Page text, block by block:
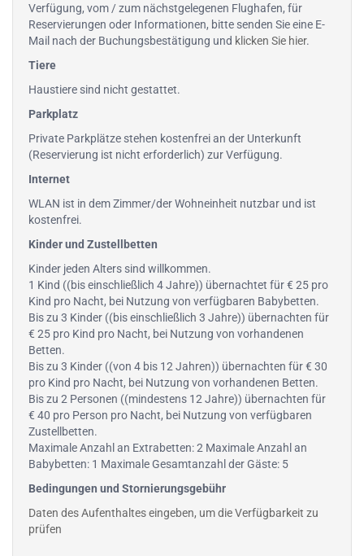
Verfügung, vom / zum nächstgelegenen Flughafen, für
Reservierungen oder Informationen, bitte senden Sie eine E-
Mail nach der Buchungsbestätigung und klicken Sie hier.
Tiere
Haustiere sind nicht gestattet.
Parkplatz
Private Parkplätze stehen kostenfrei an der Unterkunft
(Reservierung ist nicht erforderlich) zur Verfügung.
Internet
WLAN ist in dem Zimmer/der Wohneinheit nutzbar und ist
kostenfrei.
Kinder und Zustellbetten
Kinder jeden Alters sind willkommen.
1 Kind ((bis einschließlich 4 Jahre)) übernachtet für € 25 pro
Kind pro Nacht, bei Nutzung von verfügbaren Babybetten.
Bis zu 3 Kinder ((bis einschließlich 3 Jahre)) übernachten für
€ 25 pro Kind pro Nacht, bei Nutzung von vorhandenen
Betten.
Bis zu 3 Kinder ((von 4 bis 12 Jahren)) übernachten für € 30
pro Kind pro Nacht, bei Nutzung von vorhandenen Betten.
Bis zu 2 Personen ((mindestens 12 Jahre)) übernachten für
€ 40 pro Person pro Nacht, bei Nutzung von verfügbaren
Zustellbetten.
Maximale Anzahl an Extrabetten: 2 Maximale Anzahl an
Babybetten: 1 Maximale Gesamtanzahl der Gäste: 5
Bedingungen und Stornierungsgebühr
Daten des Aufenthaltes eingeben, um die Verfügbarkeit zu
prüfen